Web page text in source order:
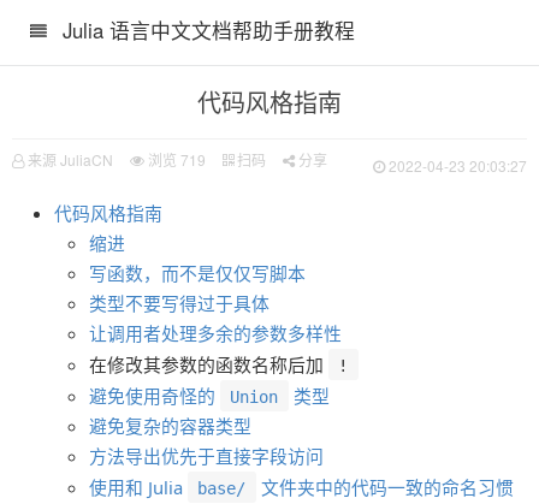
Julia 语言中文文档帮助手册教程
代码风格指南
来源 JuliaCN 浏览 719 扫码 分享 2022-04-23 20:03:27
代码风格指南
缩进
写函数，而不是仅仅写脚本
类型不要写得过于具体
让调用者处理多余的参数多样性
在修改其参数的函数名称后加
!
避免使用奇怪的 Union
类型
避免复杂的容器类型
方法导出优先于直接字段访问
使用和 Julia
base/
文件夹中的代码一致的命名习惯